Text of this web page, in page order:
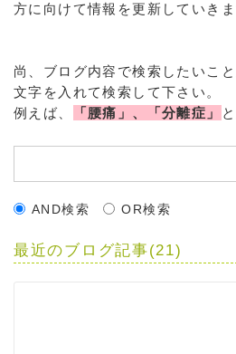
方に向けて情報を更新していきま
尚、ブログ内容で検索したいこ
文字を入れて検索して下さい。
例えば、
「腰痛」、「分離症」
AND検索 OR検索
最近のブログ記事(21)